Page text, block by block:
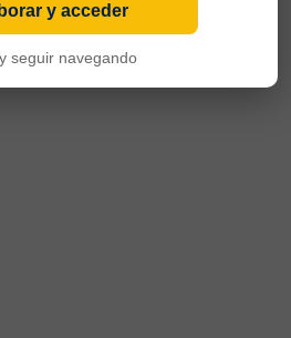
y acceder
seguir navegando